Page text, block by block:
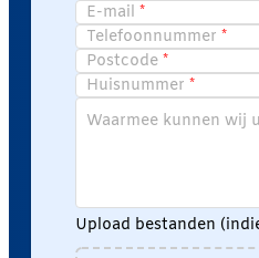
E-mail
Telefoonnummer
Postcode
Huisnummer
Waarmee kunnen wij
Upload bestanden